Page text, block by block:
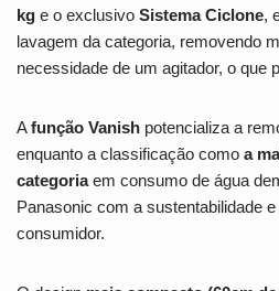
kg e o exclusivo Sistema Ciclone,
lavagem da categoria, removendo
necessidade de um agitador, o que
Afunção Vanish potencializa a
enquanto a classificação como a
categoriaem consumo de água
Panasonic com a sustentabilidade
consumidor.